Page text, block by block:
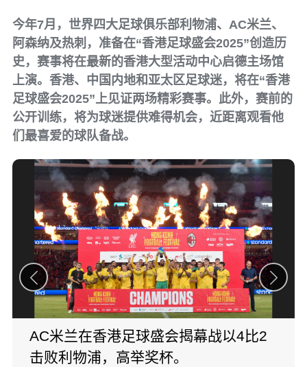
今年7月，世界四大足球俱乐部利物浦、AC米兰、
阿森纳及热刺，准备在“香港足球盛会2025”创造历
史，赛事将在最新的香港大型活动中心启德主场馆
上演。香港、中国内地和亚太区足球迷，将在“香港
足球盛会2025”上见证两场精彩赛事。此外，赛前的
公开训练，将为球迷提供难得机会，近距离观看他
们最喜爱的球队备战。
AC米兰在香港足球盛会揭幕战以4比2
击败利物浦，高举奖杯。